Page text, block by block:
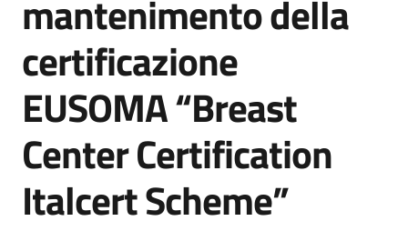
Piattaforme
telematiche
English
mantenimento della
certificazione
EUSOMA “Breast
Center Certification
Italcert Scheme”